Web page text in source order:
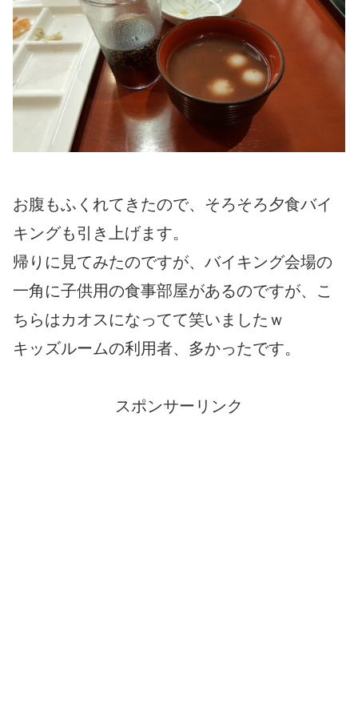
お腹もふくれてきたので、そろそろ夕食バイ
キングも引き上げます。
帰りに見てみたのですが、バイキング会場の
一角に子供用の食事部屋があるのですが、こ
ちらはカオスになってて笑いましたｗ
キッズルームの利用者、多かったです。
スポンサーリンク